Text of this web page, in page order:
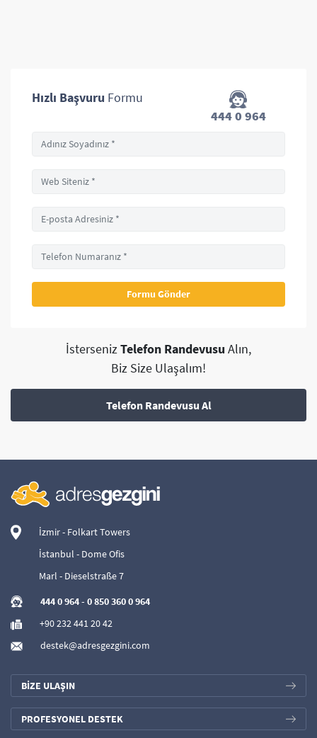
Hızlı Başvuru Formu
444 0 964
İstersenizTelefon Randevusu Alın,
Biz Size Ulaşalım!
Telefon Randevusu Al
İzmir - Folkart Towers
İstanbul - Dome Ofis
Marl - Dieselstraße 7
444 0 964- 0 850 360 0 964
+90 232 441 20 42
destek@adresgezgini.com
BİZE ULAŞIN
PROFESYONEL DESTEK